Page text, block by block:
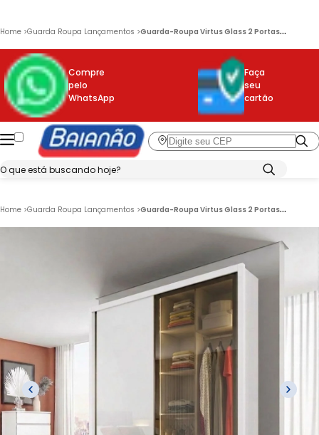
Home >Guarda Roupa Lançamentos > G
uarda-Roupa Virtus Glass 2 Portas 3 Gavetas com Espelho e LED Novo Horizonte
Compre
pelo
WhatsApp
Faça
seu
cartão
Home >Guarda Roupa Lançamentos > G
uarda-Roupa Virtus Glass 2 Portas 3 Gavetas com Espelho e LED Novo Horizonte